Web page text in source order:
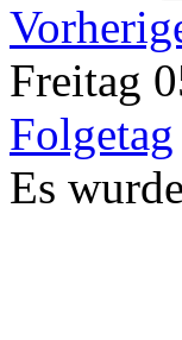
Freitag
Folgetag
Es